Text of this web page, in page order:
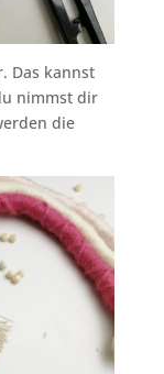
Das kannst
nimmst dir
die